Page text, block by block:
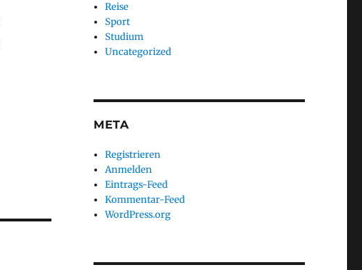
Reise
Sport
Studium
Uncategorized
META
Registrieren
Anmelden
Eintrags-Feed
Kommentar-Feed
WordPress.org